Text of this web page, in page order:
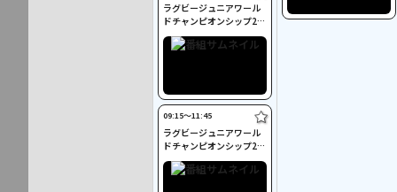
ラグビージュニアワール
ドチャンピオンシップ20
26 日本×アメリカ
09:15〜11:45
ラグビージュニアワール
ドチャンピオンシップ20
26 日本×スペイン